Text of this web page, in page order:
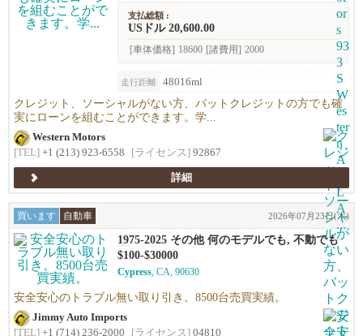
支払総額 :
USドル 20,600.00
[車体価格] 18600 [諸費用] 2000
走行距離 48016ml
クレジット、ソーシャルがない方、バットクレジットの方でも確
実にローンを組むことができます。学...
Western Motors
[TEL] +1 (213) 923-6558 [ライセンス] 92867
詳細
買います 自動車 2026年07月23日(木)
1975-2025 その他 何のモデルでも, 不動でも
可
$100-$30000
Cypress, CA, 90630
安全安心のトラブル無い取り引き。8500台売買実績。
Jimmy Auto Imports
[TEL] +1 (714) 236-2000 [ライセンス] 04810